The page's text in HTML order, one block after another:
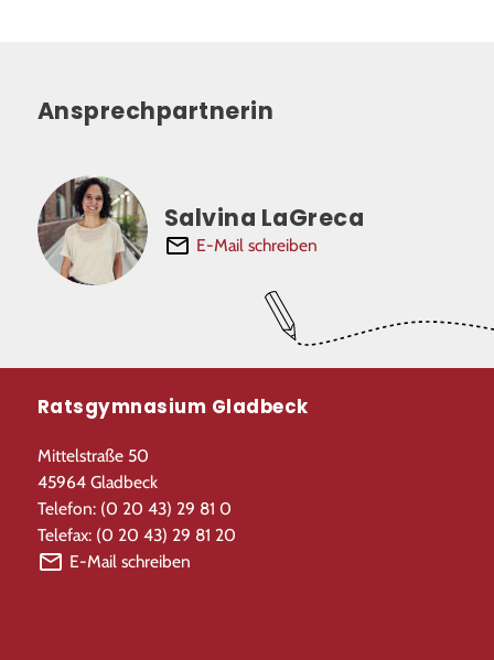
Ansprechpartnerin
Salvina LaGreca
E-Mail schreiben
Ratsgymnasium Gladbeck
Mittelstraße 50
45964 Gladbeck
Telefon: (0 20 43) 29 81 0
Telefax: (0 20 43) 29 81 20
E-Mail schreiben